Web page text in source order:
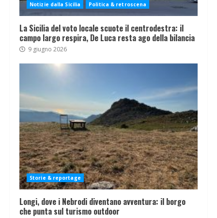
Notizie dalla Sicilia Politica & retroscena
La Sicilia del voto locale scuote il centrodestra: il
campo largo respira, De Luca resta ago della bilancia
9 giugno 2026
Storie & reportage
Longi, dove i Nebrodi diventano avventura: il borgo
che punta sul turismo outdoor